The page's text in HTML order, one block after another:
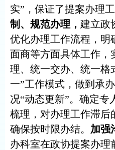
实”，保证了提案办理
制、规范办理， 建立政
优化办理工作流程 ，
面商等方面具体工作，
理、统一交办、统一格
一”工作模式，做到承
况“动态更新”。确定专
梳理，对办理工作滞后
确保按时限办结。 加强
办科室在政协提案办理